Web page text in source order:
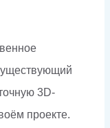
3D-
проекте.